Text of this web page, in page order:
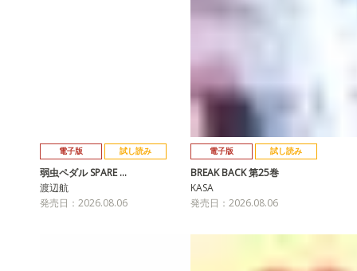
電子版 試し読み
弱虫ペダル SPARE …
渡辺航
発売日：2026.08.06
電子版 試し読み
BREAK BACK 第25巻
KASA
発売日：2026.08.06